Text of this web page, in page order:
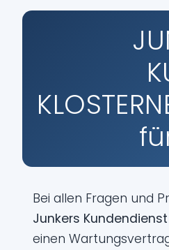
Bei allen Fragen und
Junkers
einen